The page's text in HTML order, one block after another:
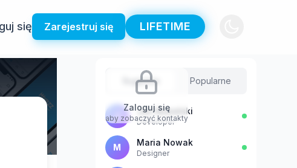
się Zarejestruj się LIFETIME
Zaloguj się
aby zobaczyć kontakty
Sugestie Popularne
J Jan Kowalski
Developer
M Maria Nowak
Designer